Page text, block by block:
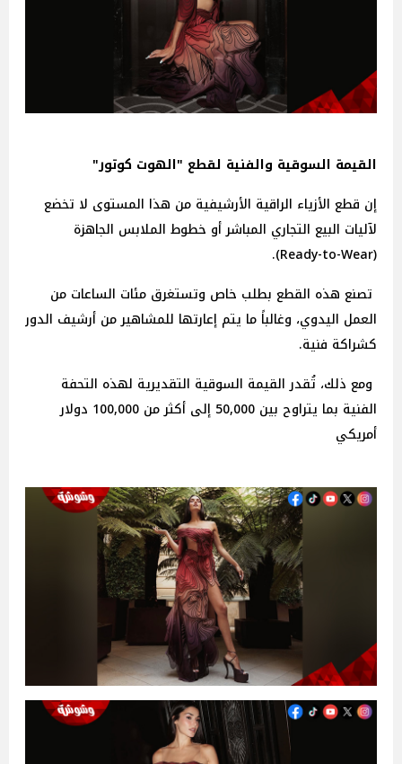
القيمة السوقية والفنية لقطع "الهوت كوتور"
إن قطع الأزياء الراقية الأرشيفية من هذا المستوى لا تخضع
لآليات البيع التجاري المباشر أو خطوط الملابس الجاهزة
(Ready-to-Wear).
تصنع هذه القطع بطلب خاص وتستغرق مئات الساعات من
العمل اليدوي، وغالباً ما يتم إعارتها للمشاهير من أرشيف الدور
كشراكة فنية.
ومع ذلك، تُقدر القيمة السوقية التقديرية لهذه التحفة
الفنية بما يتراوح بين 50,000 إلى أكثر من 100,000 دولار
أمريكي